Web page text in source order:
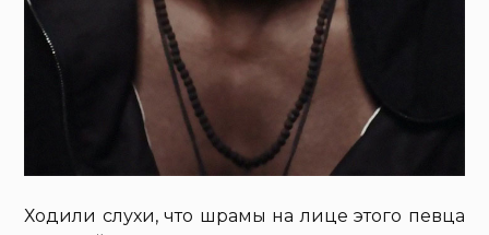
Ходили слухи, что шрамы на лице этого певца